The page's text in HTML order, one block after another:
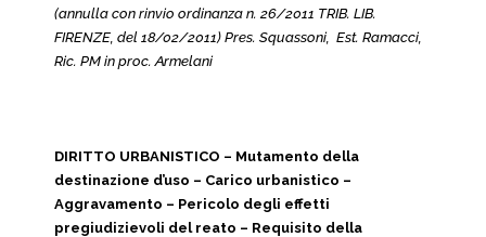
(annulla con rinvio ordinanza n. 26/2011 TRIB. LIB.
FIRENZE, del 18/02/2011) Pres. Squassoni, Est. Ramacci,
Ric. PM in proc. Armelani
DIRITTO URBANISTICO – Mutamento della
destinazione d’uso – Carico urbanistico –
Aggravamento – Pericolo degli effetti
pregiudizievoli del reato – Requisito della